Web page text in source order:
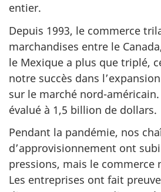
entier.
Depuis 1993, le commerce
marchandises entre le
le Mexique a plus que triplé,
notre succès dans
sur le marché nord-
évalué à 1,5 billion de dollars.
Pendant la pandémie, nos
d’approvisionnement ont
pressions, mais le commerce
Les entreprises ont fait